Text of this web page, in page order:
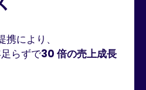
により、
らずで30 倍の売上成長